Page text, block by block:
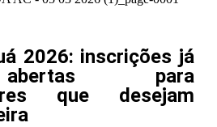
2026: inscrições já
para
que desejam